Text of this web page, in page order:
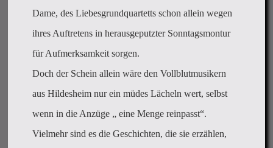
Dame, des Liebesgrundquartetts schon allein wegen
ihres Auftretens in herausgeputzter Sonntagsmontur
für Aufmerksamkeit sorgen.
Doch der Schein allein wäre den Vollblutmusikern
aus Hildesheim nur ein müdes Lächeln wert, selbst
wenn in die Anzüge „ eine Menge reinpasst“.
Vielmehr sind es die Geschichten, die sie erzählen,